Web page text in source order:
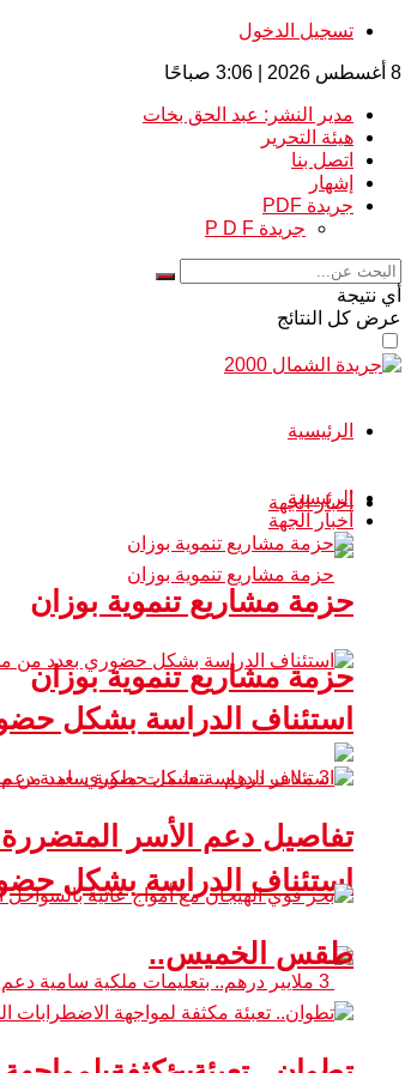
تسجيل الدخول
8 أغسطس 2026 | 3:06 صباحًا
مدير النشر: عبد الحق بخات
هيئة التحرير
اتصل بنا
إشهار
جريدة PDF
جريدة P D F
أي نتيجة
عرض كل النتائج
الرئيسية
أخبار الجهة
حزمة مشاريع تنموية بوزان
استئناف الدراسة بشكل
الرئيسية
أخبار الجهة
حزمة مشاريع تنموية بوزان
استئناف الدراسة بشكل
تفاصيل دعم الأسر
طقس الخميس..